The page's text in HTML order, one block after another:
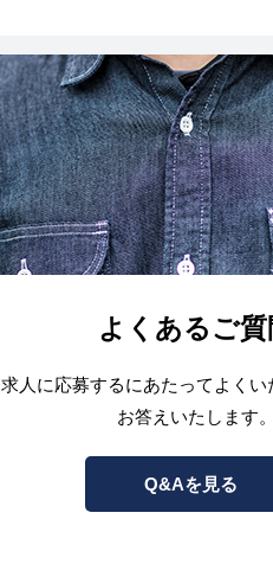
よくあるご質
求人に応募するにあたってよくい
お答えいたします。
Q&Aを見る